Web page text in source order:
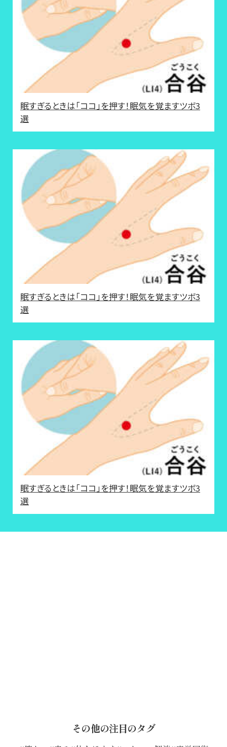
眠すぎるときは「ココ」を押す！眠気を覚ますツボ3
選
眠すぎるときは「ココ」を押す！眠気を覚ますツボ3
選
眠すぎるときは「ココ」を押す！眠気を覚ますツボ3
選
その他の注目のタグ